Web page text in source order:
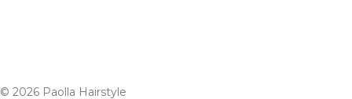
© 2026 Paolla Hairstyle